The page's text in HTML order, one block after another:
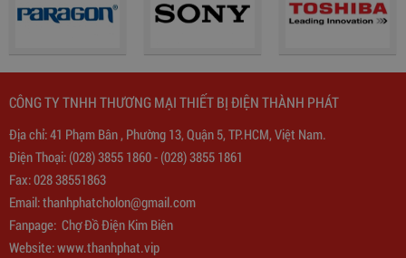
Biến Áp Đổi Nguồn DN020
775,000đ
CÔNG TY TNHH THƯƠNG MẠI THIẾT BỊ ĐIỆN THÀNH PHÁT
Địa chỉ: 41 Phạm Bân , Phường 13, Quận 5, TP.HCM, Việt Nam.
Điện Thoại: (028) 3855 1860- (028) 3855 1861
Fax: 028 38551863
Email:thanhphatcholon@gmail.com
Fanpage: Chợ Đồ Điện Kim Biên
Website: www.thanhphat.vip